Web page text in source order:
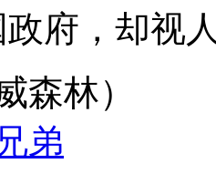
府，却视
森林）
弟